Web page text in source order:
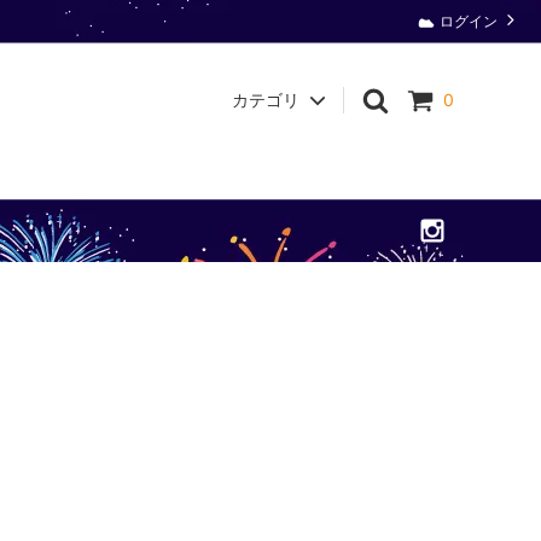
ログイン
0
カテゴリ